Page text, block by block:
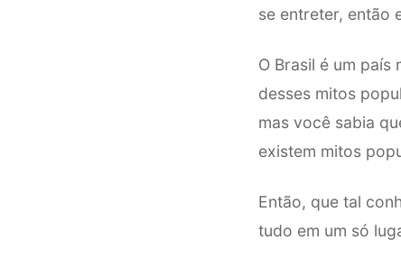
se entreter, então
O Brasil é um
desses mitos
mas você sabia
existem mitos
Então, que tal
tudo em um só